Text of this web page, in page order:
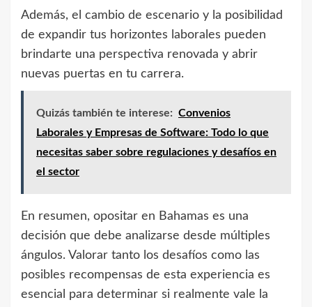
Además, el cambio de escenario y la posibilidad
de expandir tus horizontes laborales pueden
brindarte una perspectiva renovada y abrir
nuevas puertas en tu carrera.
Quizás también te interese: Convenios
Laborales y Empresas de Software: Todo lo que
necesitas saber sobre regulaciones y desafíos en
el sector
En resumen, opositar en Bahamas es una
decisión que debe analizarse desde múltiples
ángulos. Valorar tanto los desafíos como las
posibles recompensas de esta experiencia es
esencial para determinar si realmente vale la